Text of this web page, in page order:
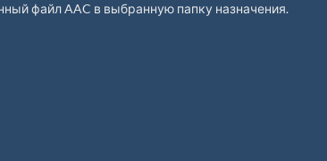
файл AAC в выбранную папку назначения.